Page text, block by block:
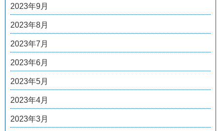
2023年9月
2023年8月
2023年7月
2023年6月
2023年5月
2023年4月
2023年3月